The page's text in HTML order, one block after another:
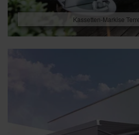
Kassetten-Markise